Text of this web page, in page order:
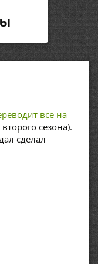
все на
сезона).
сделал